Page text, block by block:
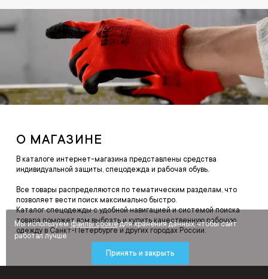
О МАГАЗИНЕ
В каталоге интернет-магазина представлены средства
индивидуальной защиты, спецодежда и рабочая обувь.
Все товары распределяются по тематическим разделам, что
позволяет вести поиск максимально быстро.
Каталог спецодежды с удобной навигацией и системой поиска
товара поможет вам выбрать и купить качественную рабочую
одежду в Санкт-Петербурге и других городах России.
Мы используемфайлы cookieдля хранения данных, чтобы сайт
работал лучше
Принять и закрыть